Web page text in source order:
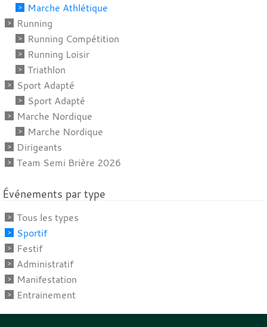
Marche Athlétique
Running
Running Compétition
Running Loisir
Triathlon
Sport Adapté
Sport Adapté
Marche Nordique
Marche Nordique
Dirigeants
Team Semi Brière 2026
Événements par type
Tous les types
Sportif
Festif
Administratif
Manifestation
Entrainement